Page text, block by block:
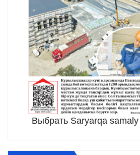
Выбрать Saryarqa